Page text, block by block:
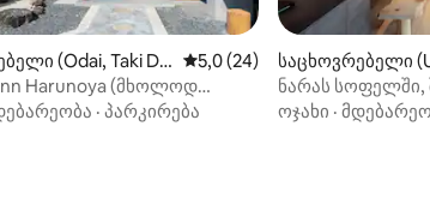
4,95, 94 მიმოხილვა
(Odai, Taki Dis საშუალო შეფასებაა 5‑დან
5,0 (24)
Harunoya (მხოლოდ
გეგმა)
· პარკირება
საცხოვრებელი
ნარას სოფელში,
გარშემო
ოჯახი ·